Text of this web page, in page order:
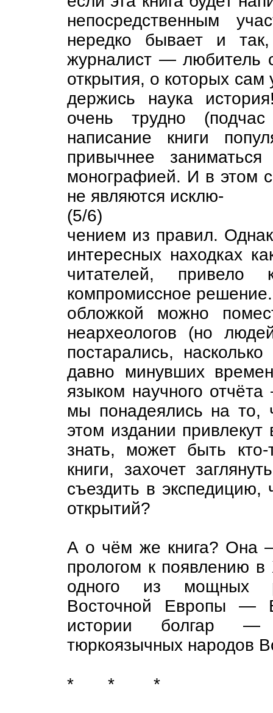
непосредственным
нередко бывает и
журналист — любитель
открытия, о которых сам
держись наука
очень трудно
написание книги
привычнее
монографией. И в этом
не являются исклю-
(5/6)
чением из правил.
интересных находках
читателей,
компромиссное
обложкой можно
неархеологов (но
постарались,
давно минувших
языком научного
мы понадеялись на то,
этом издании
знать, может быть
книги, захочет
съездить в экспедицию,
открытий?
А о чём же книга? Она
прологом к появлению
одного из мощных
Восточной Европы —
истории болгар —
тюркоязычных народов
* * *